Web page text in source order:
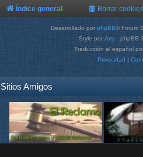
Índice general Borrar cookies
Desarrollado por phpBB® Forum
Style por Arty - phpBB
Traducción al español
Privacidad |
Sitios Amigos